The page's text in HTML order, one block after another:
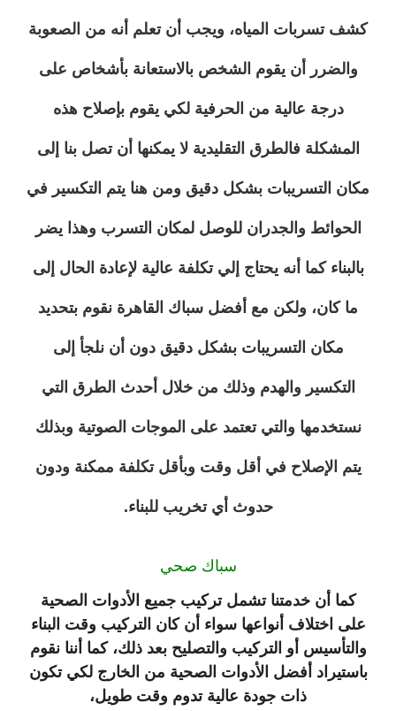
كشف تسربات المياه، ويجب أن تعلم أنه من الصعوبة
والضرر أن يقوم الشخص بالاستعانة بأشخاص على
درجة عالية من الحرفية لكي يقوم بإصلاح هذه
المشكلة فالطرق التقليدية لا يمكنها أن تصل بنا إلى
مكان التسريبات بشكل دقيق ومن هنا يتم التكسير في
الحوائط والجدران للوصل لمكان التسرب وهذا يضر
بالبناء كما أنه يحتاج إلي تكلفة عالية لإعادة الحال إلى
ما كان، ولكن مع أفضل سباك القاهرة نقوم بتحديد
مكان التسريبات بشكل دقيق دون أن نلجأ إلى
التكسير والهدم وذلك من خلال أحدث الطرق التي
نستخدمها والتي تعتمد على الموجات الصوتية وبذلك
يتم الإصلاح في أقل وقت وبأقل تكلفة ممكنة ودون
حدوث أي تخريب للبناء.
سباك صحي
كما أن خدمتنا تشمل تركيب جميع الأدوات الصحية
على اختلاف أنواعها سواء أن كان التركيب وقت البناء
والتأسيس أو التركيب والتصليح بعد ذلك، كما أننا نقوم
باستيراد أفضل الأدوات الصحية من الخارج لكي تكون
ذات جودة عالية تدوم وقت طويل،